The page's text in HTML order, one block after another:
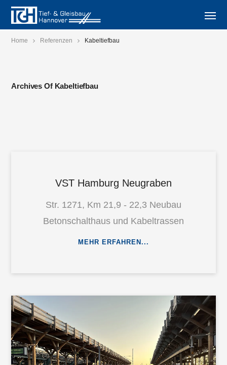
Home Referenzen Kabeltiefbau
Archives Of Kabeltiefbau
VST Hamburg Neugraben
Str. 1271, Km 21,9 - 22,3 Neubau
Betonschalthaus und Kabeltrassen
MEHR ERFAHREN...